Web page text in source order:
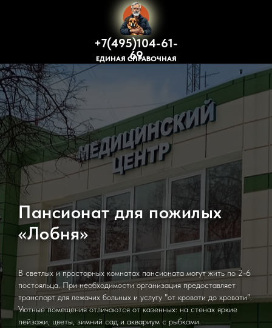
+7(495)104-61-
69
ЕДИНАЯ СПРАВОЧНАЯ
Пансионат для пожилых
«Лобня»
В светлых и просторных комнатах пансионата могут жить по 2-6
постояльца. При необходимости организация предоставляет
транспорт для лежачих больных и услугу "от кровати до кровати".
Уютные помещения отличаются от казенных: на стенах яркие
пейзажи, цветы, зимний сад и аквариум с рыбками.